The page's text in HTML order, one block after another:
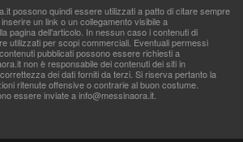
possono quindi essere utilizzati a patto di citare sempre
un link o un collegamento visibile a
pagina dell'articolo. In nessun caso i contenuti di
utilizzati per scopi commerciali. Eventuali permessi
pubblicati possono essere richiesti a
non è responsabile dei contenuti dei siti in
dei dati forniti da terzi. Si riserva pertanto la
ritenute offensive o contrarie al buon costume.
essere inviate ainfo@messinaora.it.